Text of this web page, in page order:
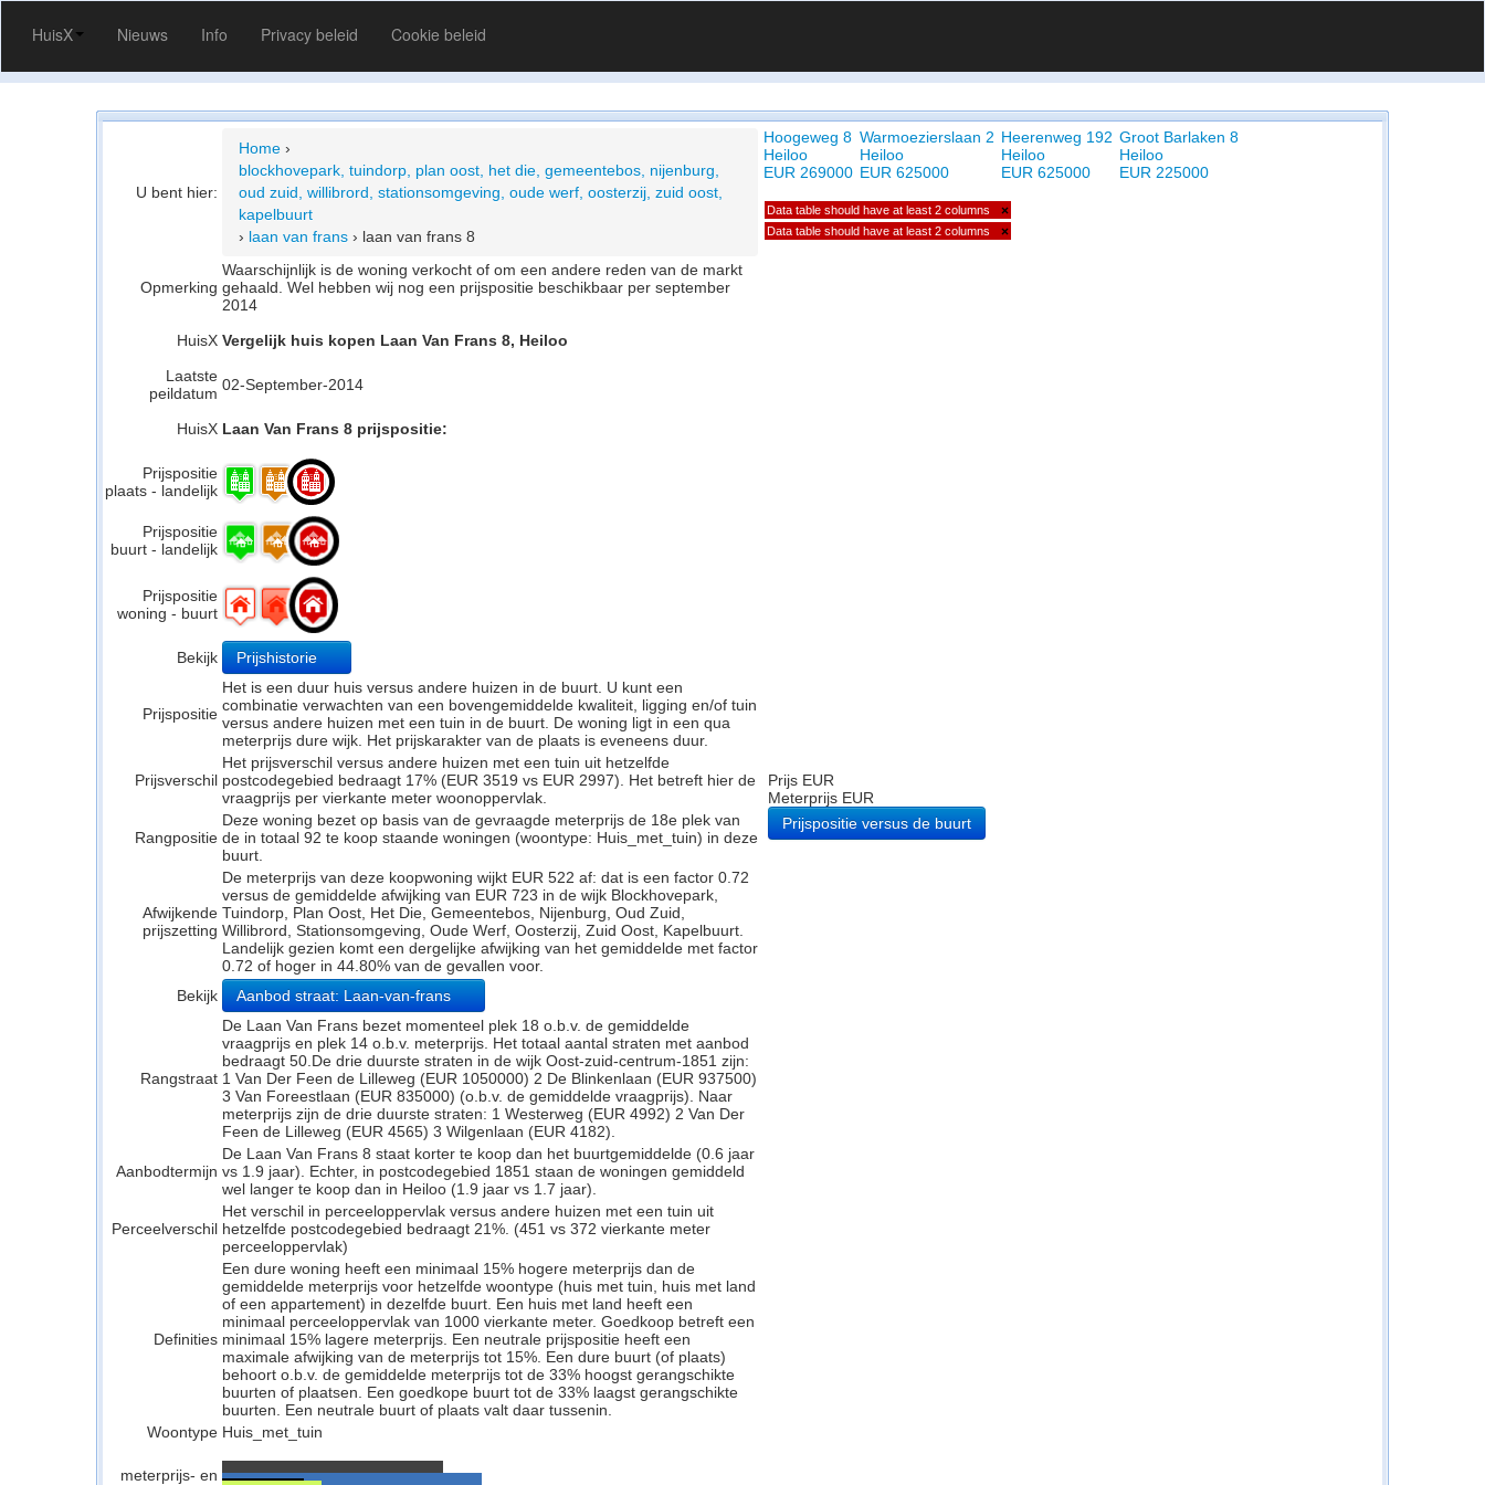
HuisX Nieuws Info Privacy beleid Cookie beleid
U bent hier:
Home ›
blockhovepark, tuindorp, plan oost, het die, gemeentebos, nijenburg,
oud zuid, willibrord, stationsomgeving, oude werf, oosterzij, zuid oost,
kapelbuurt
› laan van frans › laan van frans 8
Opmerking
Waarschijnlijk is de woning verkocht of om een andere reden van de markt
gehaald. Wel hebben wij nog een prijspositie beschikbaar per september
2014
HuisX Vergelijk huis kopen Laan Van Frans 8, Heiloo
Laatste
peildatum 02-September-2014
HuisX Laan Van Frans 8 prijspositie:
Prijspositie
plaats - landelijk
Prijspositie
buurt - landelijk
Prijspositie
woning - buurt
Bekijk Prijshistorie
Prijspositie
Het is een duur huis versus andere huizen in de buurt. U kunt een
combinatie verwachten van een bovengemiddelde kwaliteit, ligging en/of tuin
versus andere huizen met een tuin in de buurt. De woning ligt in een qua
meterprijs dure wijk. Het prijskarakter van de plaats is eveneens duur.
Prijsverschil
Het prijsverschil versus andere huizen met een tuin uit hetzelfde
postcodegebied bedraagt 17% (EUR 3519 vs EUR 2997). Het betreft hier de
vraagprijs per vierkante meter woonoppervlak.
Rangpositie
Deze woning bezet op basis van de gevraagde meterprijs de 18e plek van
de in totaal 92 te koop staande woningen (woontype: Huis_met_tuin) in deze
buurt.
Afwijkende
prijszetting
De meterprijs van deze koopwoning wijkt EUR 522 af: dat is een factor 0.72
versus de gemiddelde afwijking van EUR 723 in de wijk Blockhovepark,
Tuindorp, Plan Oost, Het Die, Gemeentebos, Nijenburg, Oud Zuid,
Willibrord, Stationsomgeving, Oude Werf, Oosterzij, Zuid Oost, Kapelbuurt.
Landelijk gezien komt een dergelijke afwijking van het gemiddelde met factor
0.72 of hoger in 44.80% van de gevallen voor.
Bekijk
Aanbod straat: Laan-van-frans
Rangstraat
De Laan Van Frans bezet momenteel plek 18 o.b.v. de gemiddelde
vraagprijs en plek 14 o.b.v. meterprijs. Het totaal aantal straten met aanbod
bedraagt 50.De drie duurste straten in de wijk Oost-zuid-centrum-1851 zijn:
1 Van Der Feen de Lilleweg (EUR 1050000) 2 De Blinkenlaan (EUR 937500)
3 Van Foreestlaan (EUR 835000) (o.b.v. de gemiddelde vraagprijs). Naar
meterprijs zijn de drie duurste straten: 1 Westerweg (EUR 4992) 2 Van Der
Feen de Lilleweg (EUR 4565) 3 Wilgenlaan (EUR 4182).
Aanbodtermijn
De Laan Van Frans 8 staat korter te koop dan het buurtgemiddelde (0.6 jaar
vs 1.9 jaar). Echter, in postcodegebied 1851 staan de woningen gemiddeld
wel langer te koop dan in Heiloo (1.9 jaar vs 1.7 jaar).
Perceelverschil
Het verschil in perceeloppervlak versus andere huizen met een tuin uit
hetzelfde postcodegebied bedraagt 21%. (451 vs 372 vierkante meter
perceeloppervlak)
Definities
Een dure woning heeft een minimaal 15% hogere meterprijs dan de
gemiddelde meterprijs voor hetzelfde woontype (huis met tuin, huis met land
of een appartement) in dezelfde buurt. Een huis met land heeft een
minimaal perceeloppervlak van 1000 vierkante meter. Goedkoop betreft een
minimaal 15% lagere meterprijs. Een neutrale prijspositie heeft een
maximale afwijking van de meterprijs tot 15%. Een dure buurt (of plaats)
behoort o.b.v. de gemiddelde meterprijs tot de 33% hoogst gerangschikte
buurten of plaatsen. Een goedkope buurt tot de 33% laagst gerangschikte
buurten. Een neutrale buurt of plaats valt daar tussenin.
Woontype Huis_met_tuin
meterprijs- en
Hoogeweg 8
Heiloo
EUR 269000
Warmoezierslaan 2
Heiloo
EUR 625000
Heerenweg 192
Heiloo
EUR 625000
Groot Barlaken 8
Heiloo
EUR 225000
Data table should have at least 2 columns ×
Data table should have at least 2 columns ×
Prijs EUR
Meterprijs EUR
Prijspositie versus de buurt